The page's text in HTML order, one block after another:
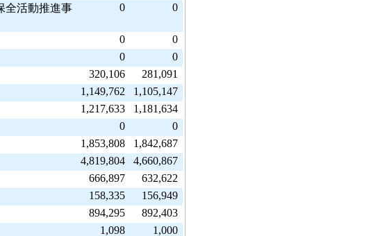
全活動推進事
0 0
0
0
0
0
320,106
281,091
1,149,762
1,105,147
1,217,633
1,181,634
0
0
1,853,808
1,842,687
4,819,804
4,660,867
666,897
632,622
158,335
156,949
894,295
892,403
1,098 1,000